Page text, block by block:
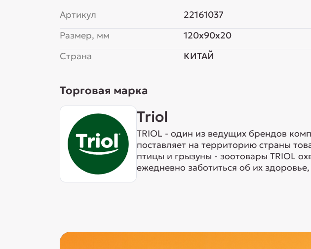
Артикул
22161037
Размер, мм
120x90x20
Страна
КИТАЙ
Торговая марка
Triol
TRIOL - один из ведущих брендов
поставляет на территорию страны
птицы и грызуны - зоотовары TRIOL
ежедневно заботиться об их